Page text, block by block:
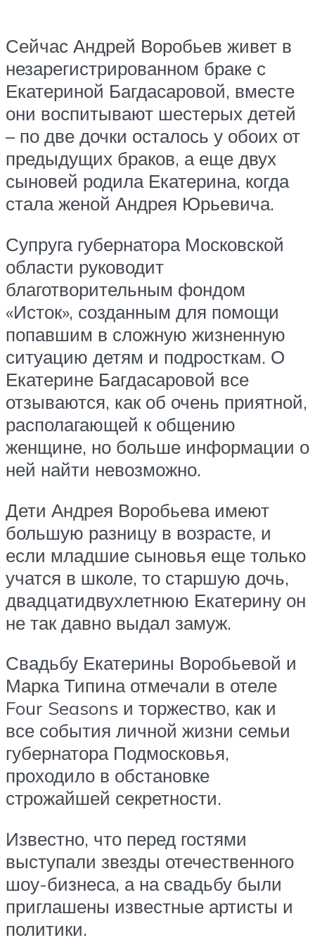
Сейчас Андрей Воробьев живет в
незарегистрированном браке с
Екатериной Багдасаровой, вместе
они воспитывают шестерых детей
– по две дочки осталось у обоих от
предыдущих браков, а еще двух
сыновей родила Екатерина, когда
стала женой Андрея Юрьевича.
Супруга губернатора Московской
области руководит
благотворительным фондом
«Исток», созданным для помощи
попавшим в сложную жизненную
ситуацию детям и подросткам. О
Екатерине Багдасаровой все
отзываются, как об очень приятной,
располагающей к общению
женщине, но больше информации о
ней найти невозможно.
Дети Андрея Воробьева имеют
большую разницу в возрасте, и
если младшие сыновья еще только
учатся в школе, то старшую дочь,
двадцатидвухлетнюю Екатерину он
не так давно выдал замуж.
Свадьбу Екатерины Воробьевой и
Марка Типина отмечали в отеле
Four Seasons и торжество, как и
все события личной жизни семьи
губернатора Подмосковья,
проходило в обстановке
строжайшей секретности.
Известно, что перед гостями
выступали звезды отечественного
шоу-бизнеса, а на свадьбу были
приглашены известные артисты и
политики.